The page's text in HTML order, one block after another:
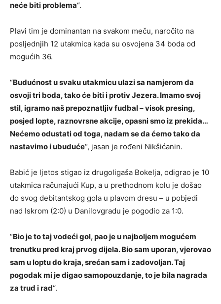
neće biti problema“.
Plavi tim je dominantan na svakom meču, naročito na
posljednjih 12 utakmica kada su osvojena 34 boda od
mogućih 36.
“Budućnost u svaku utakmicu ulazi sa namjerom da
osvoji tri boda, tako će biti i protiv Jezera. Imamo svoj
stil, igramo naš prepoznatljiv fudbal – visok presing,
posjed lopte, raznovrsne akcije, opasni smo iz prekida…
Nećemo odustati od toga, nadam se da ćemo tako da
nastavimo i ubuduće“, jasan je rođeni Nikšićanin.
Babić je ljetos stigao iz drugoligaša Bokelja, odigrao je 10
utakmica računajući Kup, a u prethodnom kolu je došao
do svog debitantskog gola u plavom dresu – u pobjedi
nad Iskrom (2:0) u Danilovgradu je pogodio za 1:0.
“Bio je to taj vodeći gol, pao je u najboljem mogućem
trenutku pred kraj prvog dijela. Bio sam uporan, vjerovao
sam u loptu do kraja, srećan sam i zadovoljan. Taj
pogodak mi je digao samopouzdanje, to je bila nagrada
za trud i rad“.